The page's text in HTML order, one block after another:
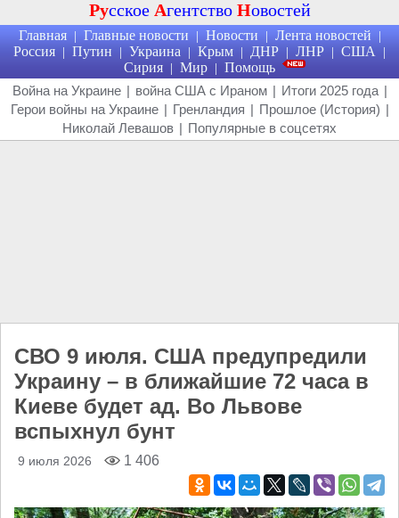
Русское Агентство Новостей
Главная | Главные новости | Новости | Лента новостей |
Россия | Путин | Украина | Крым | ДНР | ЛНР | США |
Сирия | Мир | Помощь
Война на Украине | война США с Ираном | Итоги 2025 года |
Герои войны на Украине | Гренландия | Прошлое (История) |
Николай Левашов | Популярные в соцсетях
СВО 9 июля. США предупредили
Украину – в ближайшие 72 часа в
Киеве будет ад. Во Львове
вспыхнул бунт
9 июля 2026 1 406